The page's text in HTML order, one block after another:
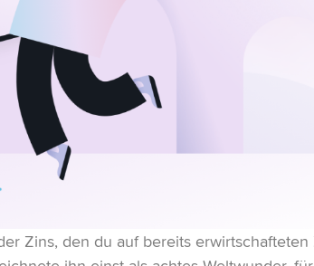
Zins, den du auf bereits erwirtschafteten